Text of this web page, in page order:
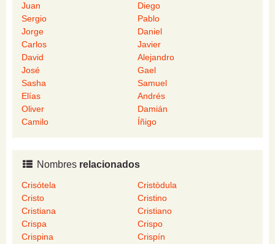
Juan
Diego
Sergio
Pablo
Jorge
Daniel
Carlos
Javier
David
Alejandro
José
Gael
Sasha
Samuel
Elías
Andrés
Oliver
Damián
Camilo
Íñigo
Nombres relacionados
Crisótela
Cristòdula
Cristo
Cristino
Cristiana
Cristiano
Crispa
Crispo
Crispina
Crispín